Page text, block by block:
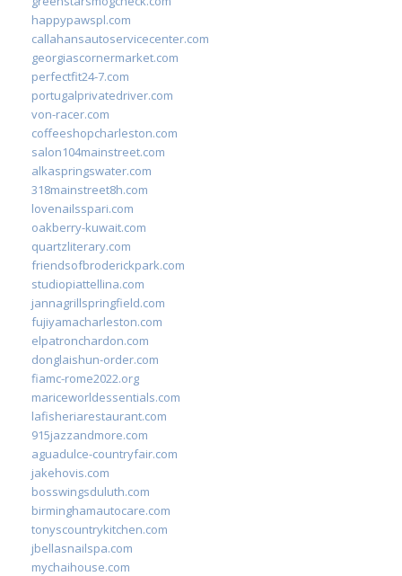
happypawspl.com
callahansautoservicecenter.com
georgiascornermarket.com
perfectfit24-7.com
portugalprivatedriver.com
von-racer.com
coffeeshopcharleston.com
salon104mainstreet.com
alkaspringswater.com
318mainstreet8h.com
lovenailsspari.com
oakberry-kuwait.com
quartzliterary.com
friendsofbroderickpark.com
studiopiattellina.com
jannagrillspringfield.com
fujiyamacharleston.com
elpatronchardon.com
donglaishun-order.com
fiamc-rome2022.org
mariceworldessentials.com
lafisheriarestaurant.com
915jazzandmore.com
aguadulce-countryfair.com
jakehovis.com
bosswingsduluth.com
birminghamautocare.com
tonyscountrykitchen.com
jbellasnailspa.com
mychaihouse.com